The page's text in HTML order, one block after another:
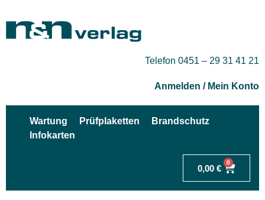
Telefon 0451 – 29 31 41 21
Anmelden / Mein Konto
Wartung Prüfplaketten
Brandschutz
Infokarten
0,00 €
0